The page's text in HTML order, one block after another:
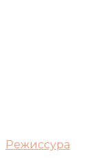
Режиссура